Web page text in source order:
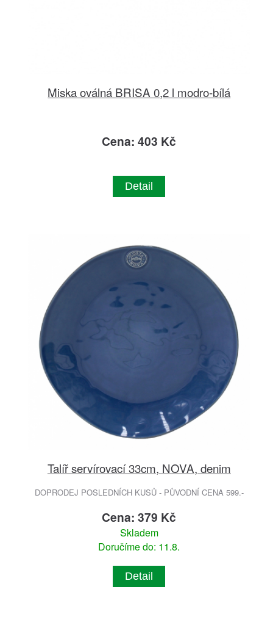
Miska oválná BRISA 0,2 l modro-bílá
Cena: 403 Kč
Detail
Talíř servírovací 33cm, NOVA, denim
DOPRODEJ POSLEDNÍCH KUSŮ - PŮVODNÍ CENA 599.-
Cena: 379 Kč
Skladem
Doručíme do: 11.8.
Detail